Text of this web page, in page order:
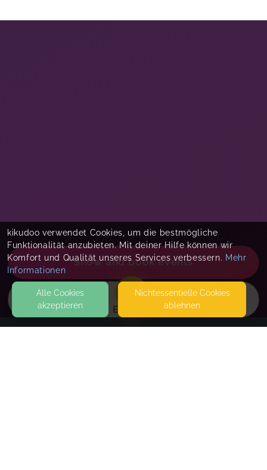
EVENTS
Show and book events
kikudoo verwendet Cookies, um die bestmögliche
Funktionalität anzubieten. Mit deiner Hilfe können wir
Komfort und Qualität unseres Services verbessern. Mehr
Informationen
Alle Cookies
akzeptieren
Nicht­essentielle Cookies
ablehnen